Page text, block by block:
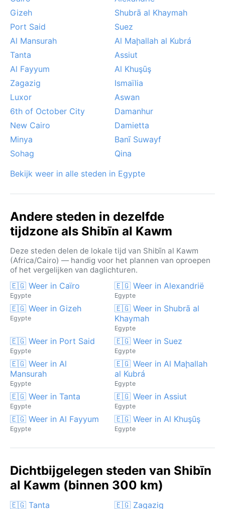
Gizeh
Shubrā al Khaymah
Port Said
Suez
Al Mansurah
Al Maḩallah al Kubrá
Tanta
Assiut
Al Fayyum
Al Khuşūş
Zagazig
Ismaïlia
Luxor
Aswan
6th of October City
Damanhur
New Cairo
Damietta
Minya
Banī Suwayf
Sohag
Qina
Bekijk weer in alle steden in Egypte
Andere steden in dezelfde
tijdzone als Shibīn al Kawm
Deze steden delen de lokale tijd van Shibīn al Kawm
(Africa/Cairo) — handig voor het plannen van oproepen
of het vergelijken van daglichturen.
🇪🇬 Weer in Caïro
Egypte
🇪🇬 Weer in Alexandrië
Egypte
🇪🇬 Weer in Gizeh
Egypte
🇪🇬 Weer in Shubrā al
Khaymah
Egypte
🇪🇬 Weer in Port Said
Egypte
🇪🇬 Weer in Suez
Egypte
🇪🇬 Weer in Al
Mansurah
Egypte
🇪🇬 Weer in Al Maḩallah
al Kubrá
Egypte
🇪🇬 Weer in Tanta
Egypte
🇪🇬 Weer in Assiut
Egypte
🇪🇬 Weer in Al Fayyum
Egypte
🇪🇬 Weer in Al Khuşūş
Egypte
Dichtbijgelegen steden van Shibīn
al Kawm (binnen 300 km)
🇪🇬 Tanta 🇪🇬 Zagazig